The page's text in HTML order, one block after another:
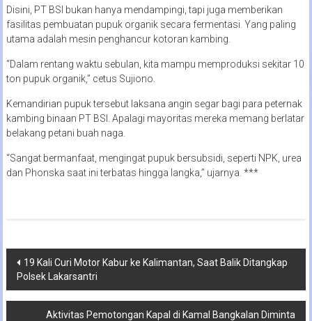
Disini, PT BSI bukan hanya mendampingi, tapi juga memberikan
fasilitas pembuatan pupuk organik secara fermentasi. Yang paling
utama adalah mesin penghancur kotoran kambing.
“Dalam rentang waktu sebulan, kita mampu memproduksi sekitar 10
ton pupuk organik,” cetus Sujiono.
Kemandirian pupuk tersebut laksana angin segar bagi para peternak
kambing binaan PT BSI. Apalagi mayoritas mereka memang berlatar
belakang petani buah naga.
“Sangat bermanfaat, mengingat pupuk bersubsidi, seperti NPK, urea
dan Phonska saat ini terbatas hingga langka,” ujarnya. ***
Navigasi
pos
19 Kali Curi Motor Kabur ke Kalimantan, Saat Balik Ditangkap
Polsek Lakarsantri
Aktivitas Pemotongan Kapal di Kamal Bangkalan Diminta